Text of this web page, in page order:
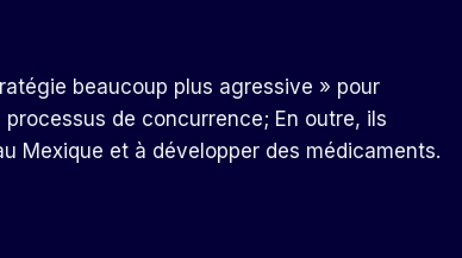
beaucoup plus agressive » pour
de concurrence; En outre, ils
Mexique et à développer des médicaments.